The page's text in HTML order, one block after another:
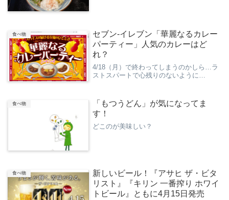
食べ物
セブン-イレブン「華麗なるカレー
パーティー」人気のカレーはど
れ？
4/18（月）で終わってしまうのかしら…ラ
ストスパートで心残りのないように…
食べ物
「もつうどん」が気になってま
す！
どこのが美味しい？
食べ物
新しいビール！『アサヒ ザ・ビタ
リスト』『キリン 一番搾り ホワイ
トビール』ともに4月15日発売